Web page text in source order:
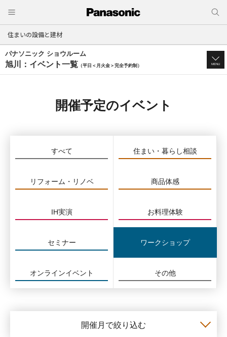
住まいの設備と建材
パナソニック ショウルーム
旭川：イベント一覧 （平日＜月火金＞完全予約制） MENU
開催予定のイベント
すべて 住まい・暮らし相談
リフォーム・リノベ 商品体感
IH実演 お料理体験
セミナー ワークショップ
オンラインイベント その他
開催月で絞り込む